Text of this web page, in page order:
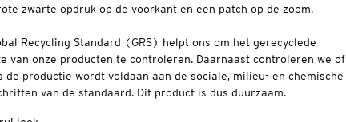
zwarte opdruk op de voorkant en een patch op de zoom.
Recycling Standard (GRS) helpt ons om het gerecyclede
van onze producten te controleren. Daarnaast controleren we of
de productie wordt voldaan aan de sociale, milieu- en chemische
van de standaard. Dit product is dus duurzaam.